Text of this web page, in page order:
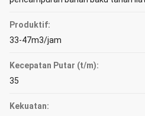
Produktif:
33-47m3/jam
Kecepatan Putar (t/m):
35
Kekuatan: